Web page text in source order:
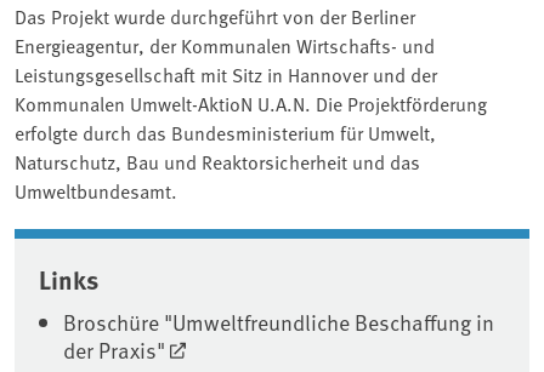
Das Projekt wurde durchgeführt von der Berliner
Energieagentur, der Kommunalen Wirtschafts- und
Leistungsgesellschaft mit Sitz in Hannover und der
Kommunalen Umwelt-AktioN U.A.N. Die Projektförderung
erfolgte durch das Bundesministerium für Umwelt,
Naturschutz, Bau und Reaktorsicherheit und das
Umweltbundesamt.
Associated content
Links
Broschüre "Umweltfreundliche Beschaffung in
der Praxis"